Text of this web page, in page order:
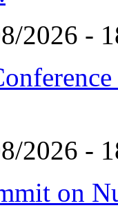
2026 -
2026 -
on